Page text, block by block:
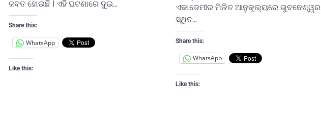
ଜବତ ହୋଇଛି । ଏହି ଘଟଣାରେ ଦୁଇ…
Share this:
WhatsApp
Like this:
ଏକାଡେମୀର ମିଳିତ ଆନୁକୂଲ୍ୟରେ ଭୁବନେଶ୍ୱର
ସ୍ଥିତ…
Share this:
WhatsApp
Like this: